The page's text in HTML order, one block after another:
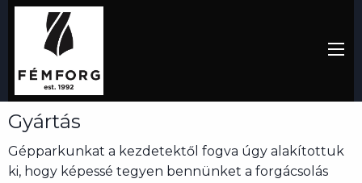
Gyártás
Gépparkunkat a kezdetektől fogva úgy alakítottuk
ki, hogy képessé tegyen bennünket a forgácsolás